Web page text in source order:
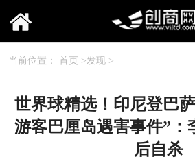
当前位置： 首页 >发现>
世界球精选！印尼登巴
游客巴厘岛遇害事件”：
后自杀